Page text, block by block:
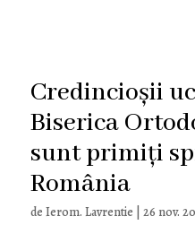
Credincioșii
Biserica
sunt primiți
România
de Ierom. Lavrentie 26 nov.